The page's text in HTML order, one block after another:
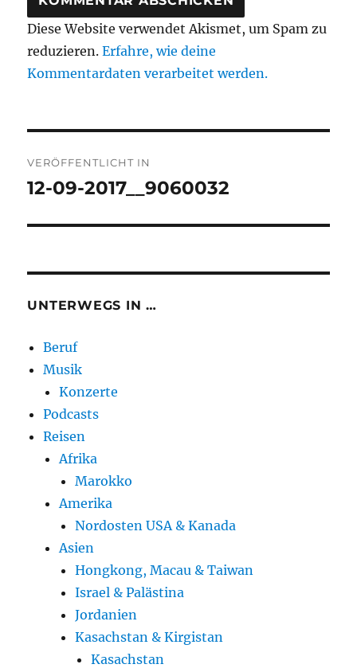
Diese Website verwendet Akismet, um Spam zu
reduzieren.Erfahre, wie deine
Kommentardaten verarbeitet werden.
VERÖFFENTLICHT IN
12-09-2017__9060032
UNTERWEGS IN …
Beruf
Musik
Konzerte
Podcasts
Reisen
Afrika
Marokko
Amerika
Nordosten USA & Kanada
Asien
Hongkong, Macau & Taiwan
Israel & Palästina
Jordanien
Kasachstan & Kirgistan
Kasachstan